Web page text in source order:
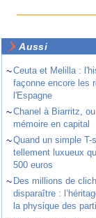
Aussi
~Ceuta et Melilla :
façonne encore les
l'Espagne
~Chanel à Biarritz,
mémoire en capital
~Quand un simple T-
tellement luxueux
500 euros
~ Des millions de
disparaître :
la physique des